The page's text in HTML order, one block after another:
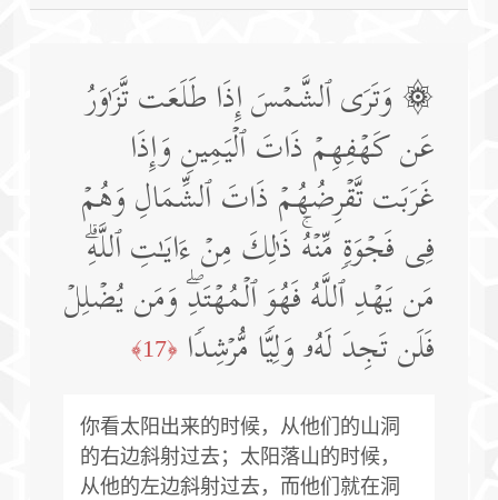
۞ وَتَرَى ٱلشَّمۡسَ إِذَا طَلَعَت تَّزَ ٰ⁠وَرُ
عَن كَهۡفِهِمۡ ذَاتَ ٱلۡیَمِینِ وَإِذَا
غَرَبَت تَّقۡرِضُهُمۡ ذَاتَ ٱلشِّمَالِ وَهُمۡ
فِی فَجۡوَةࣲ مِّنۡهُۚ ذَ ٰ⁠لِكَ مِنۡ ءَایَـٰتِ ٱللَّهِۗ
مَن یَهۡدِ ٱللَّهُ فَهُوَ ٱلۡمُهۡتَدِۖ وَمَن یُضۡلِلۡ
فَلَن تَجِدَ لَهُۥ وَلِیࣰّا مُّرۡشِدࣰا ﴿17﴾
你看太阳出来的时候，从他们的山洞
的右边斜射过去；太阳落山的时候，
从他的左边斜射过去，而他们就在洞